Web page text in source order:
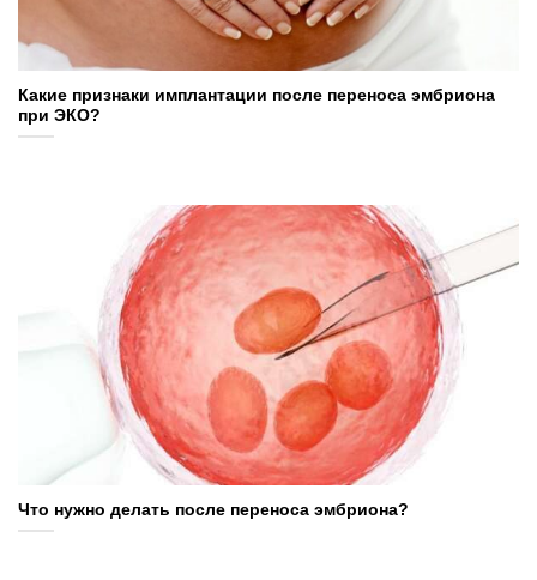
Какие признаки имплантации после переноса эмбриона
при ЭКО?
Что нужно делать после переноса эмбриона?